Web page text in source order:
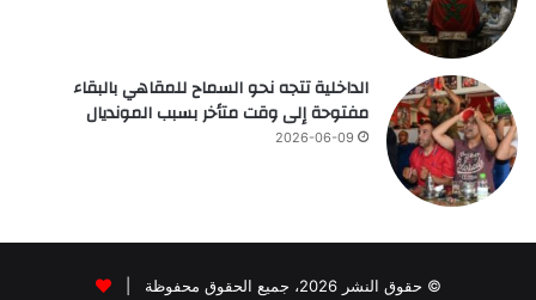
الداخلية تتجه نحو السماح للمقاهي بالبقاء
مفتوحة إلى وقت متأخر بسبب المونديال
2026-06-09
© حقوق النشر 2026، جميع الحقوق محفوظة |